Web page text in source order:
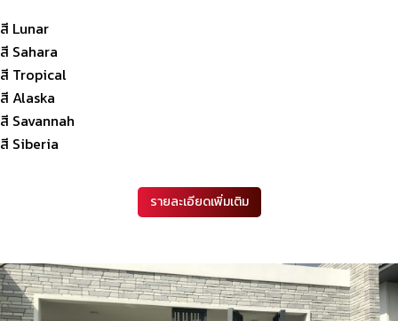
สี Lunar
สี Sahara
สี Tropical
สี Alaska
สี Savannah
สี Siberia
รายละเอียดเพิ่มเติม